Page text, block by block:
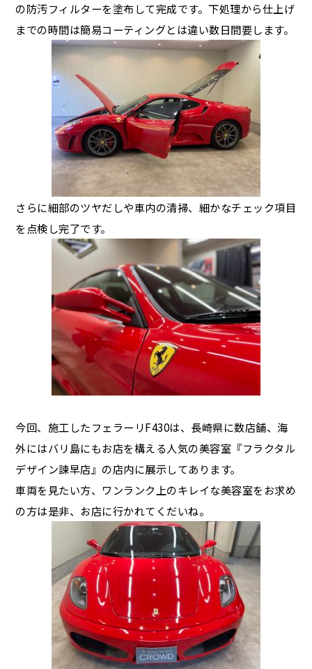
の防汚フィルターを塗布して完成です。下処理から仕上げ
までの時間は簡易コーティングとは違い数日間要します。
さらに細部のツヤだしや車内の清掃、細かなチェック項目
を点検し完了です。
今回、施工したフェラーリF430は、長崎県に数店舗、海
外にはバリ島にもお店を構える人気の美容室『フラクタル
デザイン諫早店』の店内に展示してあります。
車両を見たい方、ワンランク上のキレイな美容室をお求め
の方は是非、お店に行かれてくだいね。